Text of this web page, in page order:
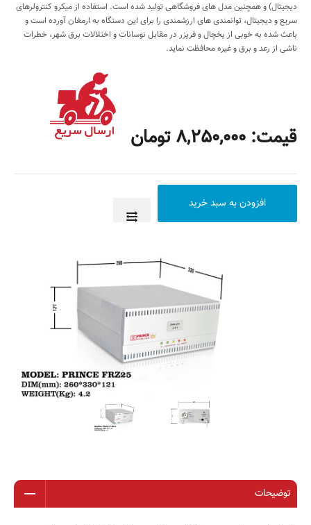
دیجیتال) و همچنین مدل های فروشگاهی تولید شده است. استفاده از میکرو کنترولرهای
سریع و دیجیتال، توانمندی های ارزشمندی را برای این دستگاه به ارمغان آورده است و
باعث شده به خوبی از یخچال و فریزر در مقابل نوسانات و اختلالات برق شهر، خطرات
ناشی از رعد و برق و غیره محافظت نماید.
قیمت: 8,250,000 تومان
توضیحات